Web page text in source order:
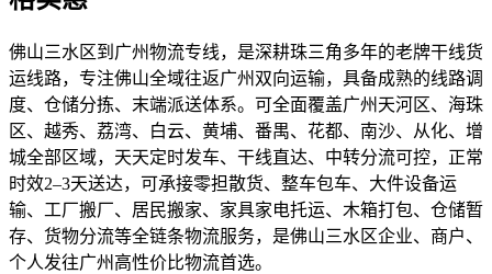
佛山三水区到广州物流专线，是深耕珠三角多年的老牌干线货
运线路，专注佛山全域往返广州双向运输，具备成熟的线路调
度、仓储分拣、末端派送体系。可全面覆盖广州天河区、海珠
区、越秀、荔湾、白云、黄埔、番禺、花都、南沙、从化、增
城全部区域，天天定时发车、干线直达、中转分流可控，正常
时效2–3天送达，可承接零担散货、整车包车、大件设备运
输、工厂搬厂、居民搬家、家具家电托运、木箱打包、仓储暂
存、货物分流等全链条物流服务，是佛山三水区企业、商户、
个人发往广州高性价比物流首选。